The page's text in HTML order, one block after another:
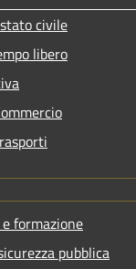
civile
libero
formazione
pubblica